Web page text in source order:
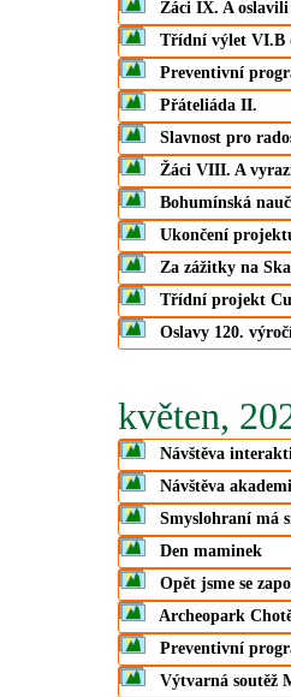
Žáci IX. A oslavili
Třídní výlet VI.B
Preventivní
Přáteliáda II.
Slavnost pro
Žáci VIII. A
Bohumínská
Ukončení
Za zážitky na
Třídní projekt
Oslavy 120.
květen,
Návštěva
Návštěva
Smyslohraní má
Den maminek
Opět jsme se
Archeopark
Preventivní
Výtvarná soutěž